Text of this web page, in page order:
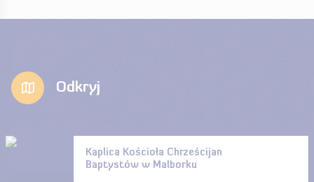
Odkryj
Kaplica Kościoła Chrześcijan
Baptystów w Malborku